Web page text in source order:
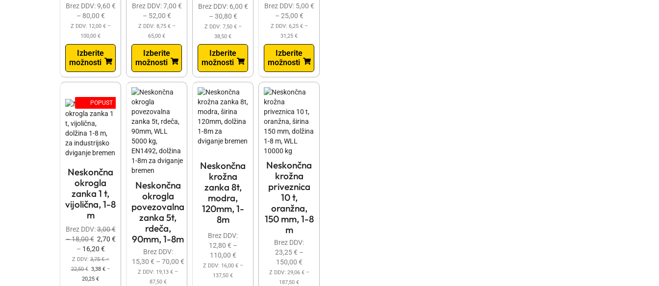
Brez DDV:9,60 €
– 80,00 €
Z DDV: 12,00 €–
100,00 €
Izberite
možnosti
Brez DDV:7,00 €
– 52,00 €
Z DDV: 8,75 €–
65,00 €
Izberite
možnosti
Brez DDV: 6,00 €
– 30,80 €
Z DDV: 7,50 €–
38,50 €
Izberite
možnosti
Brez DDV: 5,00 €
– 25,00 €
Z DDV: 6,25 €–
31,25 €
Izberite
možnosti
POPUST
Neskončna
okrogla
zanka 1 t,
vijolična, 1-8
m
Brez DDV:3,00€
–18,00€ 2,70 €
– 16,20 €
Z DDV:3,75€–
22,50€ 3,38 €–
20,25 €
Neskončna
okrogla
povezovalna
zanka 5t,
rdeča,
90mm, 1-8m
Brez DDV:
15,30 € – 70,00 €
Z DDV: 19,13 € –
87,50 €
Neskončna
krožna
zanka 8t,
modra,
120mm, 1-
8m
Brez DDV:
12,80 € –
110,00 €
Z DDV: 16,00 €–
137,50 €
Neskončna
krožna
priveznica
10 t,
oranžna,
150 mm, 1-8
m
Brez DDV:
23,25€ –
150,00 €
Z DDV: 29,06 €–
187,50 €